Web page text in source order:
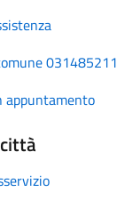
031485211
appuntamento